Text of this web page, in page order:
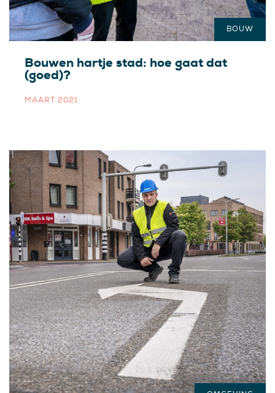
Bouwen hartje stad: hoe gaat dat
(goed)?
MAART 2021
BOUW